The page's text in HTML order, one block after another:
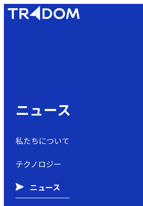
ニュース
私たちについて
テクノロジー
ニュース